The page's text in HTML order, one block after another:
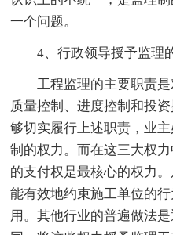
一个问题。
4、行政领导授予监理
工程监理的主要职责是
质量控制、进度控制和投
够切实履行上述职责，业
制的权力。而在这三大权
的支付权是最核心的权力
能有效地约束施工单位的
用。其他行业的普遍做法